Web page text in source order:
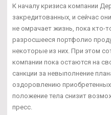
К началу кризиса компании
закредитованных, и сейчас
не омрачает жизнь, пока кто-
разросшееся портфолио
некоторые из них. При этом
компании пока остаются на
санкции за невыполнение
оздоровлению
положение тела снизит
пресс.